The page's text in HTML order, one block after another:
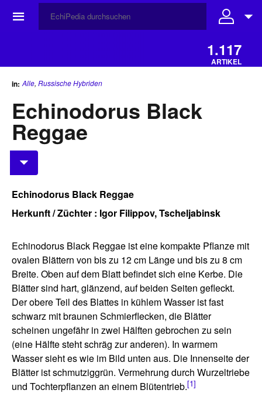
☰
1.117
ARTIKEL
in: Alle, Russische Hybriden
Echinodorus Black
Reggae
Echinodorus Black Reggae
Herkunft / Züchter : Igor Filippov, Tscheljabinsk
Echinodorus Black Reggae ist eine kompakte Pflanze mit
ovalen Blättern von bis zu 12 cm Länge und bis zu 8 cm
Breite. Oben auf dem Blatt befindet sich eine Kerbe. Die
Blätter sind hart, glänzend, auf beiden Seiten gefleckt.
Der obere Teil des Blattes in kühlem Wasser ist fast
schwarz mit braunen Schmierflecken, die Blätter
scheinen ungefähr in zwei Hälften gebrochen zu sein
(eine Hälfte steht schräg zur anderen). In warmem
Wasser sieht es wie im Bild unten aus. Die Innenseite der
Blätter ist schmutziggrün. Vermehrung durch Wurzeltriebe
und Tochterpflanzen an einem Blütentrieb.[1]